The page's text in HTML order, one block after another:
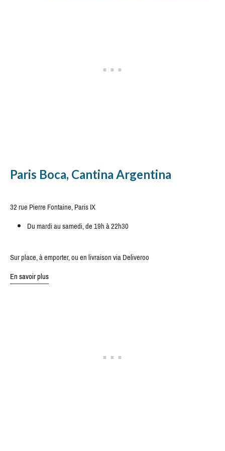
Paris Boca, Cantina Argentina
32 rue Pierre Fontaine, Paris IX
Du mardi au samedi, de 19h à 22h30
Sur place, à emporter, ou en livraison via Deliveroo
En savoir plus